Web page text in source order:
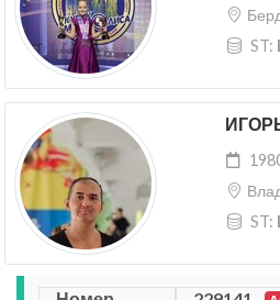
ST:
ST: